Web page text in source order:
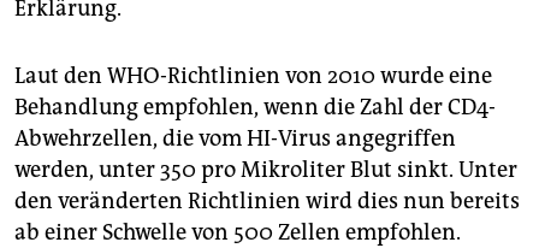
Erklärung.
Laut den WHO-Richtlinien von 2010 wurde eine
Behandlung empfohlen, wenn die Zahl der CD4-
Abwehrzellen, die vom HI-Virus angegriffen
werden, unter 350 pro Mikroliter Blut sinkt. Unter
den veränderten Richtlinien wird dies nun bereits
ab einer Schwelle von 500 Zellen empfohlen.